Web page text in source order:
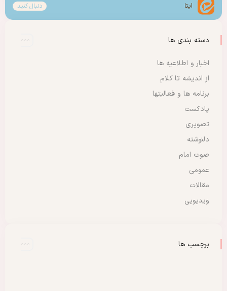
ایتا دنبال کنید
دسته بندی ها
اخبار و اطلاعیه ها
از اندیشه تا کلام
برنامه ها و فعالیتها
پادکست
تصویری
دلنوشته
صوت امام
عمومی
مقالات
ویدیویی
برچسب ها